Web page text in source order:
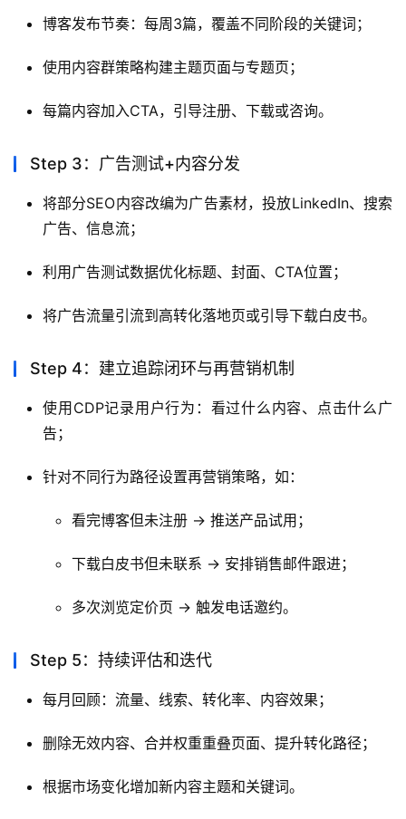
博客发布节奏：每周3篇，覆盖不同阶段的关键词；
使用内容群策略构建主题页面与专题页；
每篇内容加入CTA，引导注册、下载或咨询。
Step 3：广告测试+内容分发
将部分SEO内容改编为广告素材，投放LinkedIn、搜索
广告、信息流；
利用广告测试数据优化标题、封面、CTA位置；
将广告流量引流到高转化落地页或引导下载白皮书。
Step 4：建立追踪闭环与再营销机制
使用CDP记录用户行为：看过什么内容、点击什么广
告；
针对不同行为路径设置再营销策略，如：
看完博客但未注册 → 推送产品试用；
下载白皮书但未联系 → 安排销售邮件跟进；
多次浏览定价页 → 触发电话邀约。
Step 5：持续评估和迭代
每月回顾：流量、线索、转化率、内容效果；
删除无效内容、合并权重重叠页面、提升转化路径；
根据市场变化增加新内容主题和关键词。